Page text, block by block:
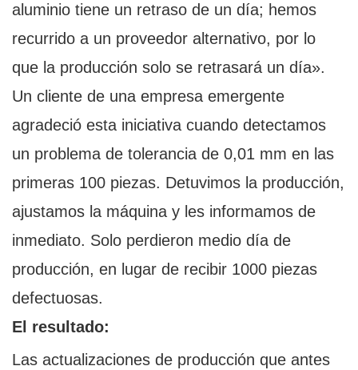
aluminio tiene un retraso de un día; hemos
recurrido a un proveedor alternativo, por lo
que la producción solo se retrasará un día».
Un cliente de una empresa emergente
agradeció esta iniciativa cuando detectamos
un problema de tolerancia de 0,01 mm en las
primeras 100 piezas. Detuvimos la producción,
ajustamos la máquina y les informamos de
inmediato. Solo perdieron medio día de
producción, en lugar de recibir 1000 piezas
defectuosas.
El resultado:
Las actualizaciones de producción que antes